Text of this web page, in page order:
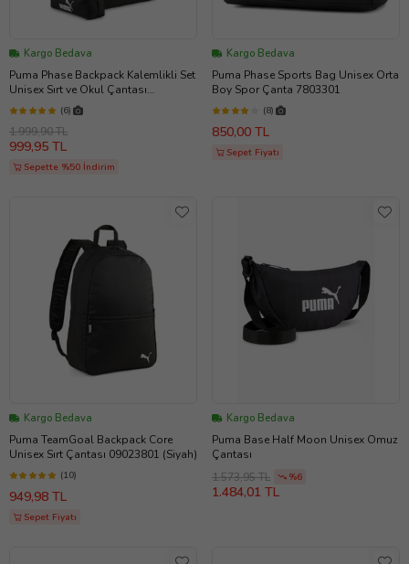
Kargo Bedava
Puma Phase Backpack Kalemlikli Set
Unisex Sırt ve Okul Çantası
09119101 (Düz Siyah)
(6)
1.999,90 TL
999,95 TL
Sepette %50 İndirim
Kargo Bedava
Puma Phase Sports Bag Unisex Orta
Boy Spor Çanta 7803301
(8)
850,00 TL
Sepet Fiyatı
Kargo Bedava
Puma TeamGoal Backpack Core
Unisex Sırt Çantası 09023801 (Siyah)
(10)
949,98 TL
Sepet Fiyatı
Kargo Bedava
Puma Base Half Moon Unisex Omuz
Çantası
1.573,95 TL
%6
1.484,01 TL